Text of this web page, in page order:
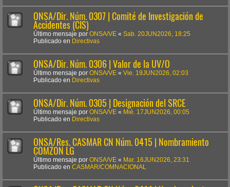
ONSA/Dir. Núm. 0307 | Comité de Investigación de
Accidentes (CIS)
Último mensaje por ONSA/VE « Sab. 20JUN2026, 18:25
Publicado en Directivas
ONSA/Dir. Núm. 0306 | Valor de la UV/O
Último mensaje por ONSA/VE « Vie. 19JUN2026, 02:03
Publicado en Directivas
ONSA/Dir. Núm. 0305 | Designación del SRCE
Último mensaje por ONSA/VE « Mié. 17JUN2026, 00:05
Publicado en Directivas
ONSA/Res. CASMAR CN Núm. 0415 | Nombramiento
COMZON LG
Último mensaje por ONSA/VE « Mar. 16JUN2026, 23:31
Publicado en CASMAR/COMNACIONAL